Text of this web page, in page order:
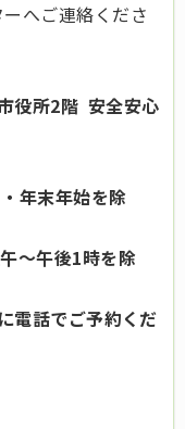
へご連絡くださ
役所2階 安全安心
年末年始を除
午後1時を除
電話でご予約くだ